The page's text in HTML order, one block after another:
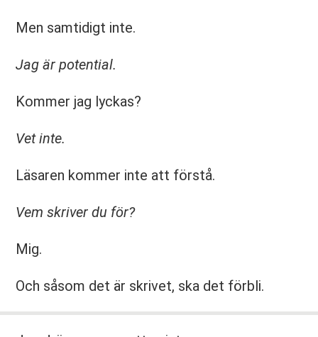
Men samtidigt inte.
Jag är potential.
Kommer jag lyckas?
Vet inte.
Läsaren kommer inte att förstå.
Vem skriver du för?
Mig.
Och såsom det är skrivet, ska det förbli.